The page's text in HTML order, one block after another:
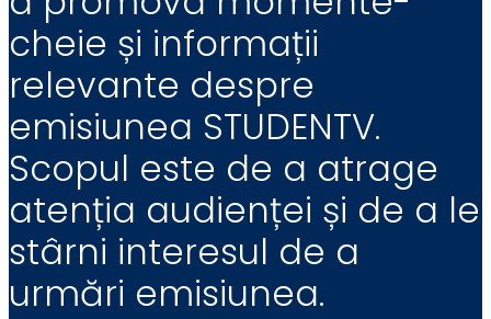
cheie și informații
relevante despre
emisiunea STUDENTV.
Scopul este de a atrage
atenția audienței și de a le
stârni interesul de a
urmări emisiunea.